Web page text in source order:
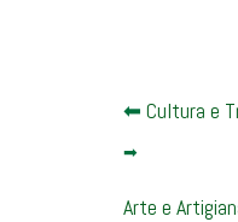
Cultura e
Arte e